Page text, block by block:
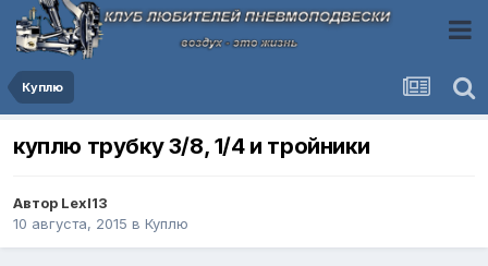
Куплю
куплю трубку 3/8, 1/4 и тройники
Автор Lexl13
10 августа, 2015 в Куплю